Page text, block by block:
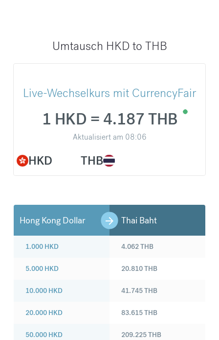
Umtausch HKD to THB
Live-Wechselkurs mit CurrencyFair
HKD
1 HKD = 4.187 THB
Aktualisiert am 08:06
THB
Hong Kong Dollar Thai Baht
1.000 HKD
5.000 HKD
10.000 HKD
20.000 HKD
50.000 HKD
4.062THB
20.810THB
41.745THB
83.615THB
209.225THB